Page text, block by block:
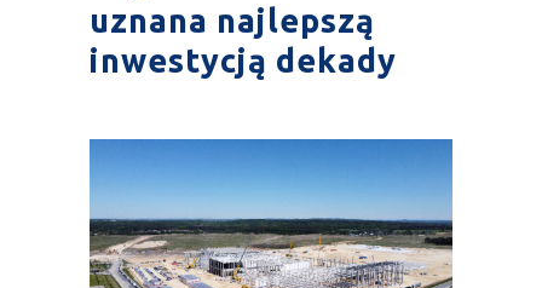
uznana najlepszą
inwestycją dekady